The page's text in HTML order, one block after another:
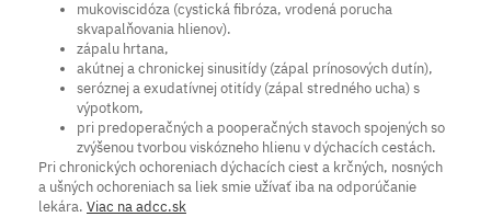
mukoviscidóza (cystická fibróza, vrodená porucha
skvapalňovania hlienov).
zápalu hrtana,
akútnej a chronickej sinusitídy (zápal prínosových dutín),
seróznej a exudatívnej otitídy (zápal stredného ucha) s
výpotkom,
pri predoperačných a pooperačných stavoch spojených so
zvýšenou tvorbou viskózneho hlienu v dýchacích cestách.
Pri chronických ochoreniach dýchacích ciest a krčných, nosných
a ušných ochoreniach sa liek smie užívať iba na odporúčanie
lekára. Viac na adcc.sk